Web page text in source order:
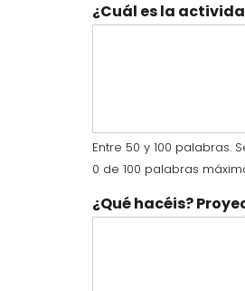
¿Cuál es la
Entre 50 y 100 palabras.
0 de 100 palabras
¿Qué hacéis?